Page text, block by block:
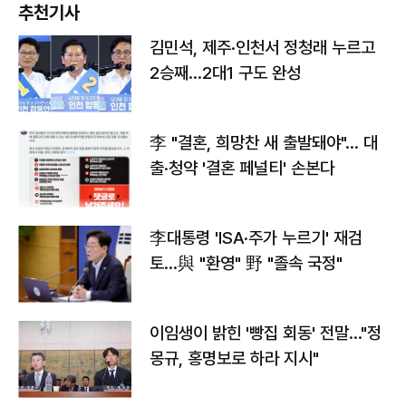
추천기사
김민석, 제주·인천서 정청래 누르고
2승째…2대1 구도 완성
李 "결혼, 희망찬 새 출발돼야"… 대
출·청약 '결혼 페널티' 손본다
李대통령 'ISA·주가 누르기' 재검
토…與 "환영" 野 "졸속 국정"
이임생이 밝힌 '빵집 회동' 전말…"정
몽규, 홍명보로 하라 지시"